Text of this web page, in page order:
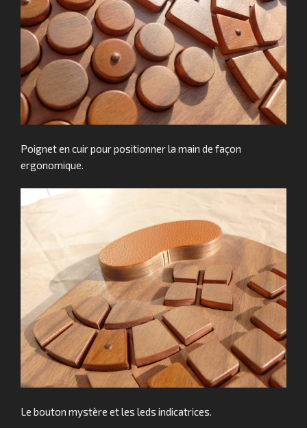
Poignet en cuir pour positionner la main de façon
ergonomique.
Le bouton mystère et les leds indicatrices.